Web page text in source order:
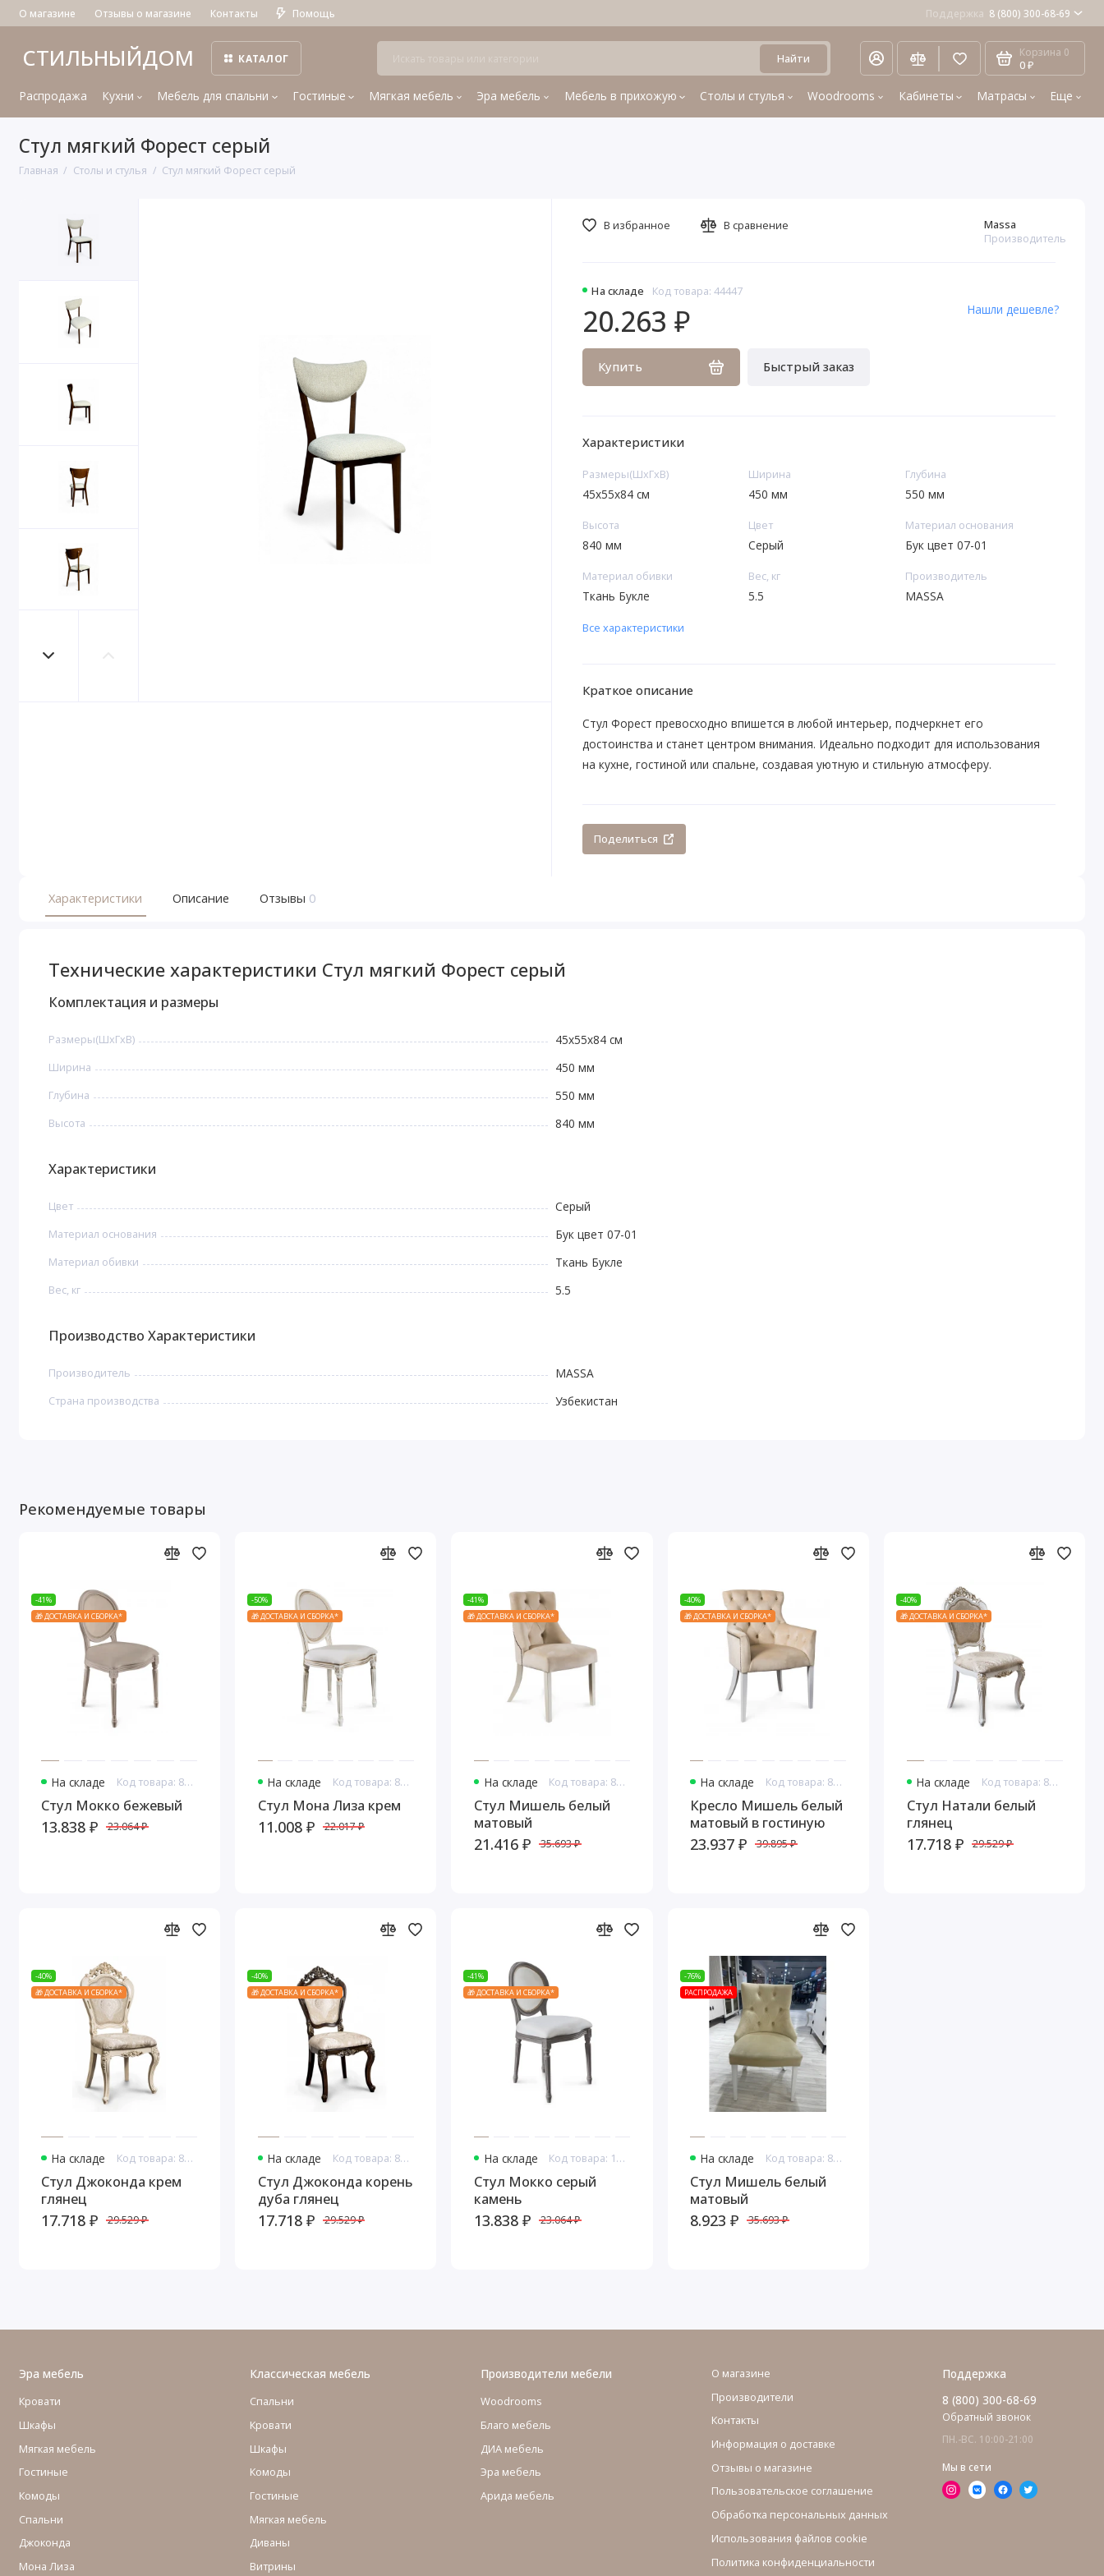
О магазине Отзывы о магазине Контакты Помощь Поддержка 8 (800) 300-68-69
СТИЛЬНЫЙДОМ КАТАЛОГ Найти Корзина 0
0 ₽
Распродажа Кухни Мебель для спальни Гостиные Мягкая мебель Эра мебель Мебель в прихожую Столы и стулья Woodrooms Кабинеты Матрасы Еще
Стул мягкий Форест серый
Главная Столы и стулья Стул мягкий Форест серый
На складе Код товара: 44447
Massa
Производитель
20.263 ₽
Купить Быстрый заказ
Нашли дешевле?
В избранное В сравнение
Характеристики
Размеры(ШxГxВ)
45x55x84 см
Ширина
450 мм
Глубина
550 мм
Высота
840 мм
Цвет
Серый
Материал основания
Бук цвет 07-01
Материал обивки
Ткань Букле
Вес, кг
5.5
Производитель
MASSA
Все характеристики
Краткое описание
Стул Форест превосходно впишется в любой интерьер, подчеркнет его
достоинства и станет центром внимания. Идеально подходит для использования
на кухне, гостиной или спальне, создавая уютную и стильную атмосферу.
Поделиться
Характеристики Описание Отзывы 0
Технические характеристики Стул мягкий Форест серый
Комплектация и размеры
Размеры(ШxГxВ) 45x55x84 см
Ширина 450 мм
Глубина 550 мм
Высота 840 мм
Характеристики
Цвет Серый
Материал основания Бук цвет 07-01
Материал обивки Ткань Букле
Вес, кг 5.5
Производство Характеристики
Производитель MASSA
Страна производства Узбекистан
Рекомендуемые товары
-41%
🎁 ДОСТАВКА И СБОРКА*
На складе Код товара: 8153
Стул Мокко бежевый
13.838 ₽ 23.064 ₽
-50%
🎁 ДОСТАВКА И СБОРКА*
На складе Код товара: 8154
Стул Мона Лиза крем
11.008 ₽ 22.017 ₽
-41%
🎁 ДОСТАВКА И СБОРКА*
На складе Код товара: 8155
Стул Мишель белый
матовый
21.416 ₽ 35.693 ₽
-40%
🎁 ДОСТАВКА И СБОРКА*
На складе Код товара: 8156
Кресло Мишель белый
матовый в гостиную
23.937 ₽ 39.895 ₽
-40%
🎁 ДОСТАВКА И СБОРКА*
На складе Код товара: 8157
Стул Натали белый
глянец
17.718 ₽ 29.529 ₽
-40%
🎁 ДОСТАВКА И СБОРКА*
На складе Код товара: 8158
Стул Джоконда крем
глянец
17.718 ₽ 29.529 ₽
-40%
🎁 ДОСТАВКА И СБОРКА*
На складе Код товара: 8159
Стул Джоконда корень
дуба глянец
17.718 ₽ 29.529 ₽
-41%
🎁 ДОСТАВКА И СБОРКА*
На складе Код товара: 14610
Стул Мокко серый
камень
13.838 ₽ 23.064 ₽
-76%
РАСПРОДАЖА
На складе Код товара: 8155
Стул Мишель белый
матовый
8.923 ₽ 35.693 ₽
Эра мебель
Кровати
Шкафы
Мягкая мебель
Гостиные
Комоды
Cпальни
Джоконда
Мона Лиза
Классическая мебель
Спальни
Кровати
Шкафы
Комоды
Гостиные
Мягкая мебель
Диваны
Витрины
Производители мебели
Woodrooms
Благо мебель
ДИА мебель
Эра мебель
Арида мебель
О магазине
Производители
Контакты
Информация о доставке
Отзывы о магазине
Пользовательское соглашение
Обработка персональных данных
Использования файлов cookie
Политика конфиденциальности
Поддержка
8 (800) 300-68-69
Обратный звонок
ПН.-ВС. 10:00-21:00
Мы в сети